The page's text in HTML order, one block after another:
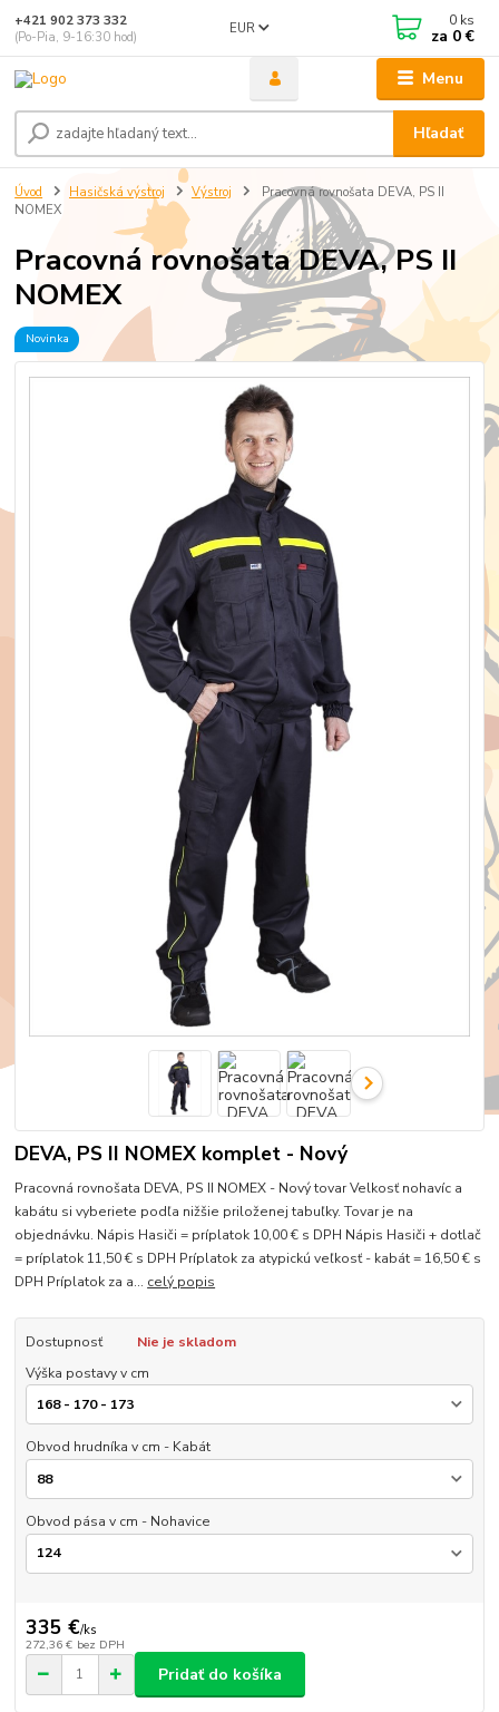
Menu
EUR
Hľadať
+421 902 373 332
(Po-Pia, 9-16:30 hod)
0 ks
za 0 €
Úvod Hasičská výstroj Výstroj
Pracovná rovnošata DEVA, PS II
NOMEX
Pracovná rovnošata DEVA, PS II
NOMEX
Novinka
DEVA, PS II NOMEX komplet - Nový
Pracovná rovnošata DEVA, PS II NOMEX - Nový tovar Velkosť nohavíc a
kabátu si vyberiete podľa nižšie priloženej tabuľky. Tovar je na
objednávku. Nápis Hasiči = príplatok 10,00 € s DPH Nápis Hasiči + dotlač
= príplatok 11,50 € s DPH Príplatok za atypickú veľkosť - kabát = 16,50 € s
DPH Príplatok za a... celý popis
Dostupnosť
Nie je skladom
Výška postavy v cm
Obvod hrudníka v cm - Kabát
Obvod pása v cm - Nohavice
335 €/ks
272,36 € bez DPH
Pridať do košíka